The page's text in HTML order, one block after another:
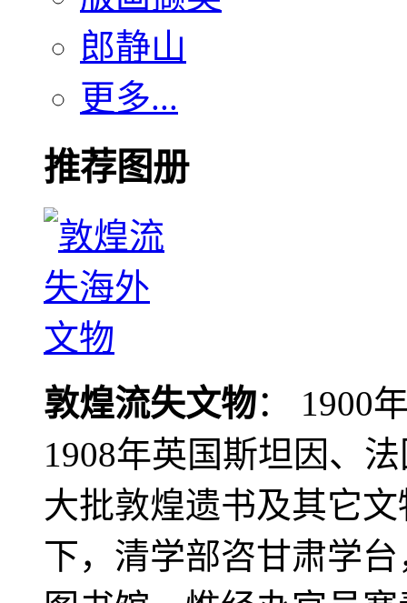
郎静山
更多...
推荐图册
敦煌流失文物： 1900
1908年英国斯坦因、
大批敦煌遗书及其它
下，清学部咨甘肃学